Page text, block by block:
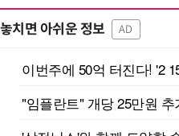
놓치면 아쉬운 정보 AD